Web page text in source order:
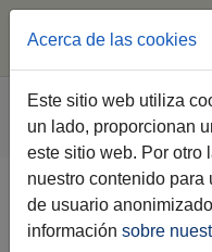
Saltar al contenido principal
Estás aquí:
Jerez.es
Perfil del Contratante
Contratación
Acerca de las cookies
Este sitio web utiliza
un lado, proporcionan
este sitio web. Por otro
nuestro contenido para
de usuario
información sobre